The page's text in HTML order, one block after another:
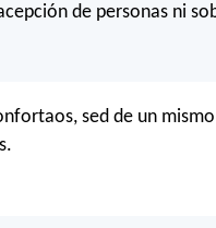
de personas ni
sed de un